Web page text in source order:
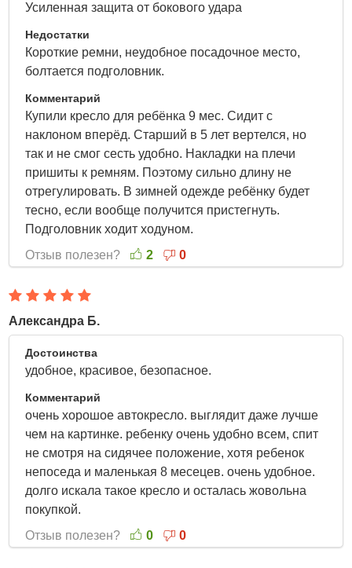
Усиленная защита от бокового удара
Недостатки
Короткие ремни, неудобное посадочное место,
болтается подголовник.
Комментарий
Купили кресло для ребёнка 9 мес. Сидит с
наклоном вперёд. Старший в 5 лет вертелся, но
так и не смог сесть удобно. Накладки на плечи
пришиты к ремням. Поэтому сильно длину не
отрегулировать. В зимней одежде ребёнку будет
тесно, если вообще получится пристегнуть.
Подголовник ходит ходуном.
Отзыв полезен?
2 0
Александра Б.
Достоинства
удобное, красивое, безопасное.
Комментарий
очень хорошое автокресло. выглядит даже лучше
чем на картинке. ребенку очень удобно всем, спит
не смотря на сидячее положение, хотя ребенок
непоседа и маленькая 8 месецев. очень удобное.
долго искала такое кресло и осталась жовольна
покупкой.
Отзыв полезен?
0 0